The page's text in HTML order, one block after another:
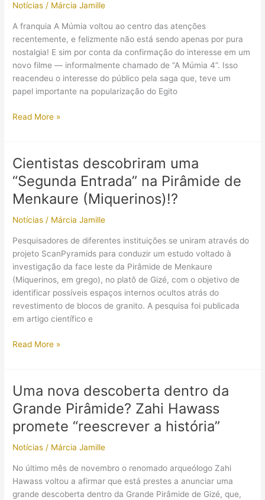
descobrir
da
rainha
Nefertiti
em
documentário
polêmico
Notícias / Márcia Jamille
A franquia A Múmia voltou ao centro das atenções
recentemente, e felizmente não está sendo apenas por pura
nostalgia! E sim por conta da confirmação do interesse em um
novo filme — informalmente chamado de “A Múmia 4”. Isso
reacendeu o interesse do público pela saga que, teve um
papel importante na popularização do Egito
A
pode
retornar
e
“apagar”
os
do
3º
filme
Read More »
Cientistas descobriram uma
“Segunda Entrada” na Pirâmide de
Menkaure (Miquerinos)!?
Notícias / Márcia Jamille
Pesquisadores de diferentes instituições se uniram através do
projeto ScanPyramids para conduzir um estudo voltado à
investigação da face leste da Pirâmide de Menkaure
(Miquerinos, em grego), no platô de Gizé, com o objetivo de
identificar possíveis espaços internos ocultos atrás do
revestimento de blocos de granito. A pesquisa foi publicada
em artigo científico e
Cientistas
Entrada”
na
Pirâmide
de
Menkaure
Read More »
Uma nova descoberta dentro da
Grande Pirâmide? Zahi Hawass
promete “reescrever a história”
Notícias / Márcia Jamille
No último mês de novembro o renomado arqueólogo Zahi
Hawass voltou a afirmar que está prestes a anunciar uma
grande descoberta dentro da Grande Pirâmide de Gizé, que,